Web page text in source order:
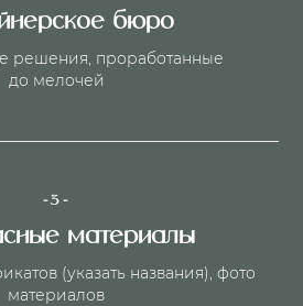
бюро
решения, проработанные
до мелочей
-3-
материалы
(указать названия), фото
материалов